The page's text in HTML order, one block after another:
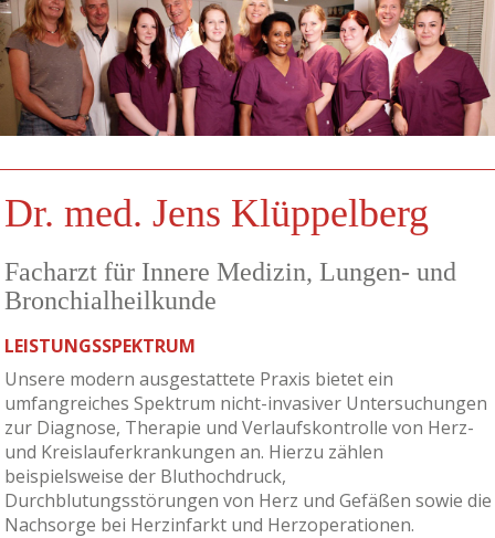
Dr. med. Jens Klüppelberg
Facharzt für Innere Medizin, Lungen- und
Bronchialheilkunde
LEISTUNGSSPEKTRUM
Unsere modern ausgestattete Praxis bietet ein
umfangreiches Spektrum nicht-invasiver Untersuchungen
zur Diagnose, Therapie und Verlaufskontrolle von Herz-
und Kreislauferkrankungen an. Hierzu zählen
beispielsweise der Bluthochdruck,
Durchblutungsstörungen von Herz und Gefäßen sowie die
Nachsorge bei Herzinfarkt und Herzoperationen.